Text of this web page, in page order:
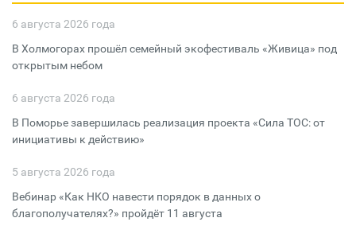
6 августа 2026 года
В Холмогорах прошёл семейный экофестиваль «Живица» под
открытым небом
6 августа 2026 года
В Поморье завершилась реализация проекта «Сила ТОС: от
инициативы к действию»
5 августа 2026 года
Вебинар «Как НКО навести порядок в данных о
благополучателях?» пройдёт 11 августа